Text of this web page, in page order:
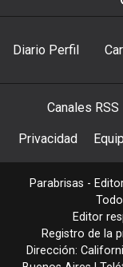
Diario Perfil
Canales RSS
Privacidad
Parabrisas -
Editor
Registro de la
Dirección: